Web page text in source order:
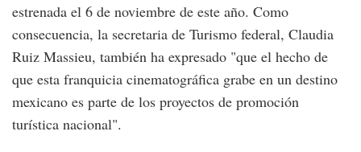
estrenada el 6 de noviembre de este año. Como
consecuencia, la secretaria de Turismo federal, Claudia
Ruiz Massieu, también ha expresado "que el hecho de
que esta franquicia cinematográfica grabe en un destino
mexicano es parte de los proyectos de promoción
turística nacional".